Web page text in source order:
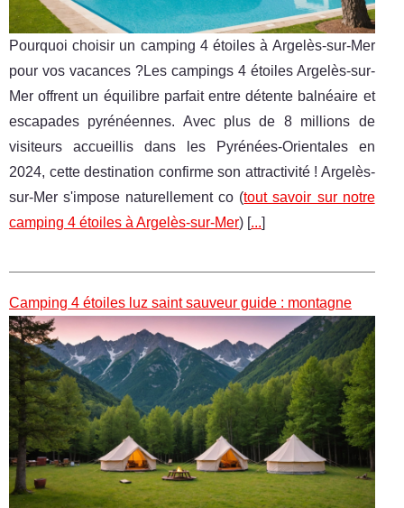
Pourquoi choisir un camping 4 étoiles à Argelès-sur-Mer
pour vos vacances ?Les campings 4 étoiles Argelès-sur-
Mer offrent un équilibre parfait entre détente balnéaire et
escapades pyrénéennes. Avec plus de 8 millions de
visiteurs accueillis dans les Pyrénées-Orientales en
2024, cette destination confirme son attractivité ! Argelès-
sur-Mer s'impose naturellement co (tout savoir sur notre
camping 4 étoiles à Argelès-sur-Mer) [...]
Camping 4 étoiles luz saint sauveur guide : montagne